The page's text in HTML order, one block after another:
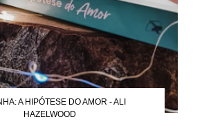
A HIPÓTESE DO AMOR - ALI
HAZELWOOD